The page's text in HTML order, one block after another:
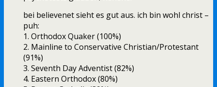
bei believenet sieht es gut aus. ich bin wohl christ –
puh:
1. Orthodox Quaker (100%)
2. Mainline to Conservative Christian/Protestant
(91%)
3. Seventh Day Adventist (82%)
4. Eastern Orthodox (80%)